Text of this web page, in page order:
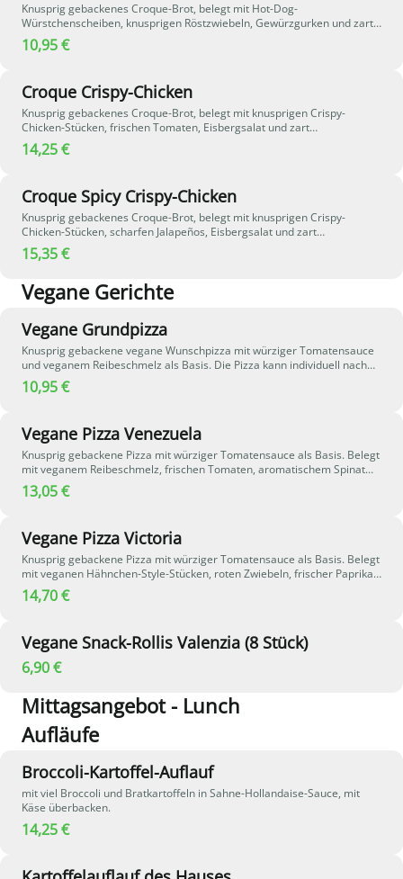
Knusprig gebackenes Croque-Brot, belegt mit Hot-Dog-
Würstchenscheiben, knusprigen Röstzwiebeln, Gewürzgurken und zart
schmelzendem Gouda-Käse - eine herzhafte Kombination mit
klassischem Hot-Dog-Geschmack.
10,95 €
Croque Crispy-Chicken
Knusprig gebackenes Croque-Brot, belegt mit knusprigen Crispy-
Chicken-Stücken, frischen Tomaten, Eisbergsalat und zart
schmelzendem Gouda-Käse - eine herzhafte Kombination aus knusprig
und frisch.
14,25 €
Croque Spicy Crispy-Chicken
Knusprig gebackenes Croque-Brot, belegt mit knusprigen Crispy-
Chicken-Stücken, scharfen Jalapeños, Eisbergsalat und zart
schmelzendem Gouda-Käse. Verfeinert mit würziger Spicy-
Cocktailsauce - eine pikante und aromatische Kombination
15,35 €
Vegane Gerichte
Vegane Grundpizza
Knusprig gebackene vegane Wunschpizza mit würziger Tomatensauce
und veganem Reibeschmelz als Basis. Die Pizza kann individuell nach
Wunsch mit weiteren veganen Zutaten belegt werden - ganz nach
persönlichem Geschmack.
10,95 €
Vegane Pizza Venezuela
Knusprig gebackene Pizza mit würziger Tomatensauce als Basis. Belegt
mit veganem Reibeschmelz, frischen Tomaten, aromatischem Spinat
und roten Zwiebeln. Frischer Knoblauch verleiht der Pizza eine intensive
Würze und rundet die vegane Kombination perfekt ab - leicht,
13,05 €
Vegane Pizza Victoria
Knusprig gebackene Pizza mit würziger Tomatensauce als Basis. Belegt
mit veganen Hähnchen-Style-Stücken, roten Zwiebeln, frischer Paprika
und Mais. Veganer Reibeschmelz sorgt für eine cremige Konsistenz,
während Barbecue-Sauce der Pizza eine rauchig-würzige Note verleiht
14,70 €
Vegane Snack-Rollis Valenzia (8 Stück)
6,90 €
Mittagsangebot - Lunch
Aufläufe
Broccoli-Kartoffel-Auflauf
mit viel Broccoli und Bratkartoffeln in Sahne-Hollandaise-Sauce, mit
Käse überbacken.
14,25 €